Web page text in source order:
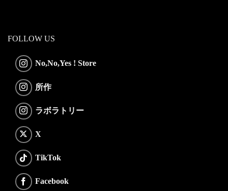
FOLLOW US
No,No,Yes ! Store
所作
ラボラトリー
X
TikTok
Facebook